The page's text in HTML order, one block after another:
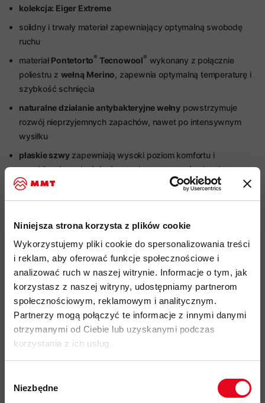
Niniejsza strona korzysta z plików cookie
Wykorzystujemy pliki cookie do spersonalizowania treści
i reklam, aby oferować funkcje społecznościowe i
analizować ruch w naszej witrynie. Informacje o tym, jak
korzystasz z naszej witryny, udostępniamy partnerom
społecznościowym, reklamowym i analitycznym.
Partnerzy mogą połączyć te informacje z innymi danymi
otrzymanymi od Ciebie lub uzyskanymi podczas
korzystania z ich usług.
zgody
Niezbędne
kolekcja: Eiger Extreme
solidny i trwały materiał zapewniający optymalną swobodę
ruchu
materiałPontetorto® Tecnowool® wykonany z połącznie
poliestru z wełną Merino, zapewnia optymalną temperaturę i
szybkość schnięcia
naturalne działanie antybakteryjne wełny powstrzymuje
rozwój nieprzyjemnych zapachów, nawet po intensywnym
wysiłku
płaskie szwyzapewniają wysoki poziom komfortu i
zapobiegają podrażnieniom podczas noszenia plecaka
2 piersiowe kieszenie
zapinane na zamek kompatybilne
plecakiem i uprzężą wspinaczkową
elastyczna lamówka na dopasowanym kapturze
specjalny otwór na kucyk z tyłu kaptura
przyjazność środowiskowa:certyfikat Bluesign®,
Responsible Wool Standard, Fair Wear
wyprodukowano w Europie
kod produktu: 1014-02330
Więcej o produkcie